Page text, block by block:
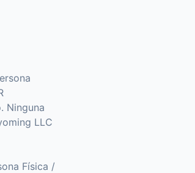
Ninguna
LLC
Física /